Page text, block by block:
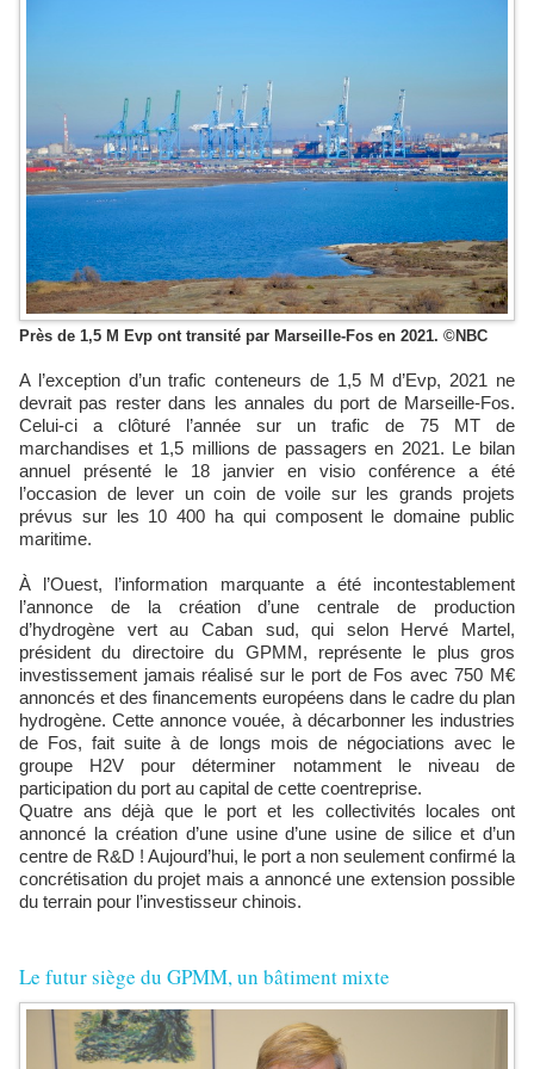
Près de 1,5 M Evp ont transité par Marseille-Fos en 2021. ©NBC
A l’exception d’un trafic conteneurs de 1,5 M d’Evp, 2021 ne
devrait pas rester dans les annales du port de Marseille-Fos.
Celui-ci a clôturé l’année sur un trafic de 75 MT de
marchandises et 1,5 millions de passagers en 2021. Le bilan
annuel présenté le 18 janvier en visio conférence a été
l’occasion de lever un coin de voile sur les grands projets
prévus sur les 10 400 ha qui composent le domaine public
maritime.
À l’Ouest, l’information marquante a été incontestablement
l’annonce de la création d’une centrale de production
d’hydrogène vert au Caban sud, qui selon Hervé Martel,
président du directoire du GPMM, représente le plus gros
investissement jamais réalisé sur le port de Fos avec 750 M€
annoncés et des financements européens dans le cadre du plan
hydrogène. Cette annonce vouée, à décarbonner les industries
de Fos, fait suite à de longs mois de négociations avec le
groupe H2V pour déterminer notamment le niveau de
participation du port au capital de cette coentreprise.
Quatre ans déjà que le port et les collectivités locales ont
annoncé la création d’une usine d’une usine de silice et d’un
centre de R&D ! Aujourd’hui, le port a non seulement confirmé la
concrétisation du projet mais a annoncé une extension possible
du terrain pour l’investisseur chinois.
Le futur siège du GPMM, un bâtiment mixte